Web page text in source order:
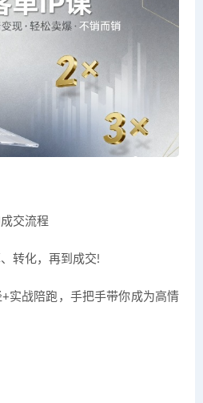
交流程
转化，再到成交!
实战陪跑，手把手带你成为高情